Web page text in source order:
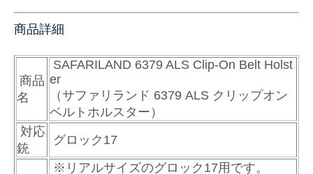
商品詳細
商品
名
SAFARILAND 6379 ALS Clip-On Belt Holst
er
（サファリランド 6379 ALS クリップオン
ベルトホルスター）
対応
銃
グロック17
※リアルサイズのグロック17用です。